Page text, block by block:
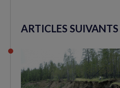
ARTICLES SUIVANTS